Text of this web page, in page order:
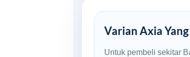
Varian Axia
Untuk pembeli sekitar